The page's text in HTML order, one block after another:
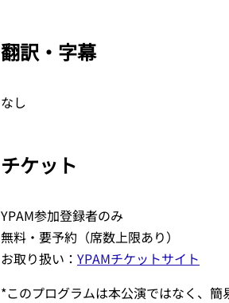
翻訳・字幕
なし
チケット
YPAM参加登録者のみ
無料・要予約（席数上限あり）
お取り扱い： YPAMチケットサイト
*このプログラムは本公演ではなく、